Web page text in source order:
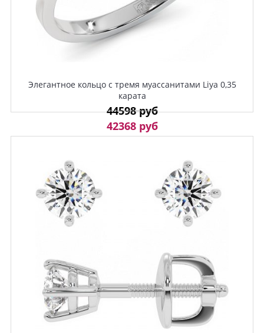
Элегантное кольцо с тремя муассанитами Liya 0,35
карата
44598 руб
42368 руб